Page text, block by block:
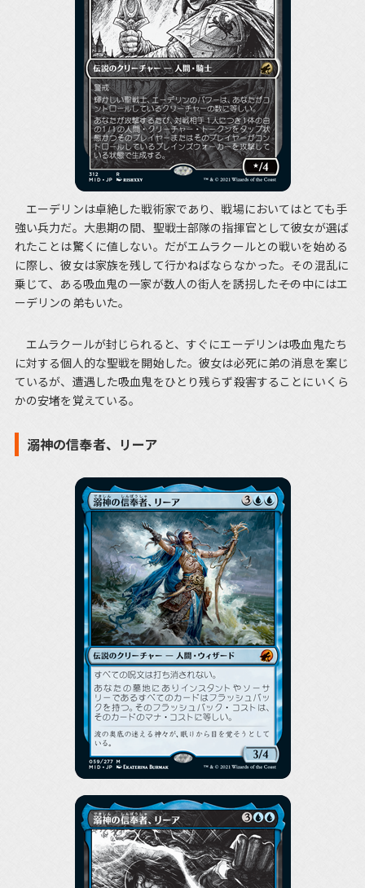
エーデリンは卓絶した戦術家であり、戦場においてはとても手
強い兵力だ。大患期の間、聖戦士部隊の指揮官として彼女が選ば
れたことは驚くに値しない。だがエムラクールとの戦いを始める
に際し、彼女は家族を残して行かねばならなかった。その混乱に
乗じて、ある吸血鬼の一家が数人の街人を誘拐した――その中にはエ
ーデリンの弟もいた。
エムラクールが封じられると、すぐにエーデリンは吸血鬼たち
に対する個人的な聖戦を開始した。彼女は必死に弟の消息を案じ
ているが、遭遇した吸血鬼をひとり残らず殺害することにいくら
かの安堵を覚えている。
溺神の信奉者、リーア